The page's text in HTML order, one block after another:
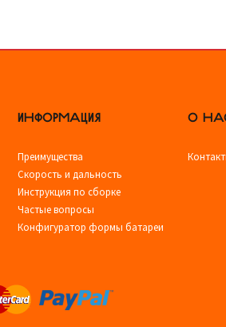
ИНФОРМАЦИЯ
Преимущества
Скорость и дальность
Инструкция по сборке
Частые вопросы
Конфигуратор формы батареи
О